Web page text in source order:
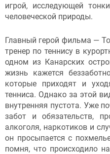
игрой, исследующей
человеческой природы.
Главный герой фильма —
тренер по теннису в
одном из Канарских
жизнь кажется
которые приходят и
тенниса. Однако за этой
внутренняя пустота. Уже
забот и обязательств,
алкоголя, наркотиков и
он просыпается с
помня, что происходило